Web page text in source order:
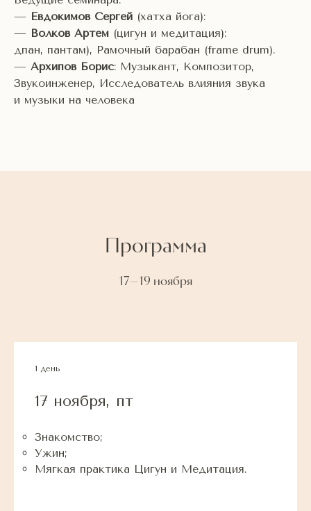
— Евдокимов Сергей (хатха йога):
— Волков Артем (цигун и медитация):
дпан, пантам), Рамочный барабан (frame drum).
— Архипов Борис: Музыкант, Композитор,
Звукоинженер, Исследователь влияния звука
и музыки на человека
Программа
17—19 ноября
1 день
17 ноября, пт
Знакомство;
Ужин;
Мягкая практика Цигун и Медитация.